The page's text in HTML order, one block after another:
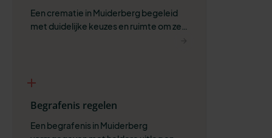
Een crematie in Muiderberg begeleid
met duidelijke keuzes en ruimte om zelf
Begrafenis regelen
Een begrafenis in Muiderberg